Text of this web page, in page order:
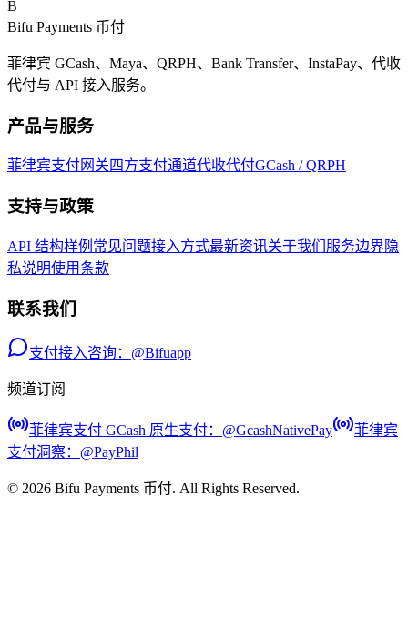
B
Bifu Payments 币付
菲律宾 GCash、Maya、QRPH、Bank Transfer、InstaPay、代收
代付与 API 接入服务。
产品与服务
菲律宾支付网关四方支付通道代收代付GCash / QRPH
支持与政策
API 结构样例 常见问题接入方式最新资讯关于我们 服务边界 隐
私说明使用条款
联系我们
支付接入咨询：@Bifuapp
频道订阅
菲律宾支付 GCash 原生支付：@GcashNativePay
菲律宾
支付洞察：@PayPhil
© 2026 Bifu Payments 币付. All Rights Reserved.